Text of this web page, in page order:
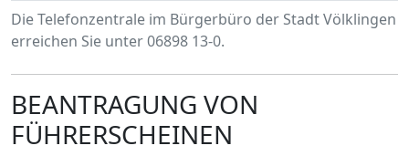
Die Telefonzentrale im Bürgerbüro der Stadt Völklingen
erreichen Sie unter 06898 13-0.
BEANTRAGUNG VON
FÜHRERSCHEINEN